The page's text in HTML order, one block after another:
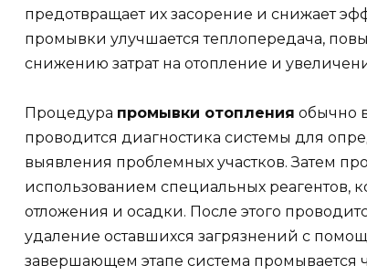
предотвращает их засорение и снижает
промывки улучшается теплопередача,
снижению затрат на отопление и
Процедура промывки отопления обычно
проводится диагностика системы для
выявления проблемных участков. Затем
использованием специальных реагентов,
отложения и осадки. После этого
удаление оставшихся загрязнений с
завершающем этапе система промывается